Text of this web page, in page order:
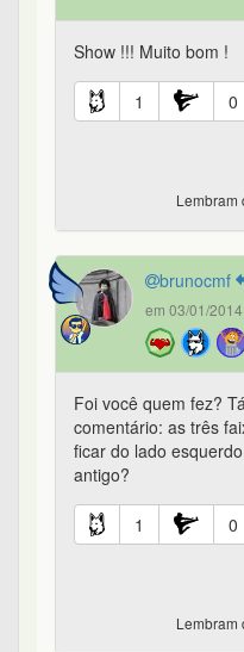
Show !!! Muito bom !
1 0
Lembram
brunocmf
em 03/01/
Foi você quem fez?
comentário: as três
ficar do lado
antigo?
1 0
Lembram